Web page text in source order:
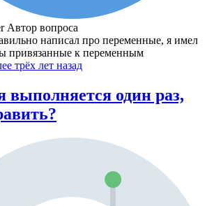
Автор вопроса
написал про переменные, я имел
привязанные к переменным
трёх лет назад
один раз,